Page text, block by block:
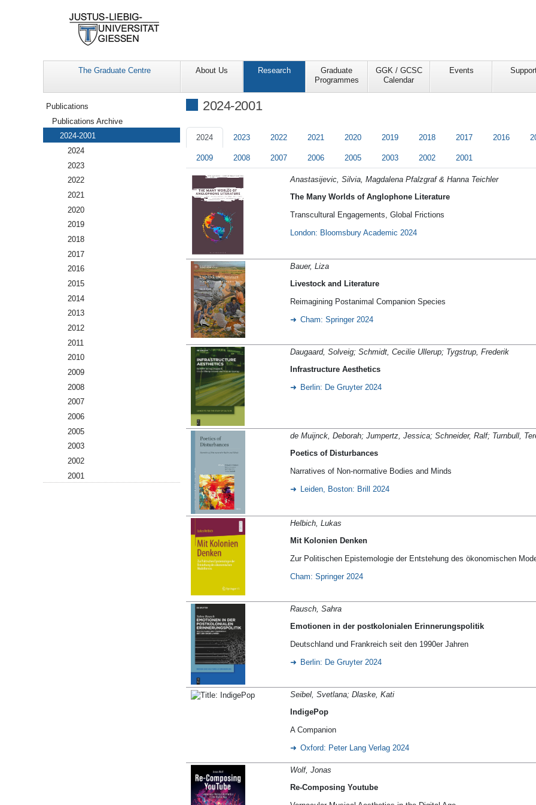
The Graduate Centre About Us Research
Graduate
Programmes
GGK / GCSC
Calendar
Events
2024-2001
2024 2023 2022 2021 2020 2019 2018 2017 2016
2009 2008 2007 2006 2005 2003 2002 2001
Anastasijevic, Silvia, Magdalena Pfalzgraf & Hanna Teichler
The Many Worlds of Anglophone Literature
Transcultural Engagements, Global Frictions
London: Bloomsbury Academic 2024
Bauer, Liza
Livestock and Literature
Reimagining Postanimal Companion Species
Cham: Springer 2024
Daugaard, Solveig; Schmidt, Cecilie Ullerup; Tygstrup, Frederik
Infrastructure Aesthetics
Berlin: De Gruyter 2024
de Muijnck, Deborah; Jumpertz, Jessica; Schneider, Ralf; Turnbull,
Poetics of Disturbances
Narratives of Non-normative Bodies and Minds
Leiden, Boston: Brill 2024
Helbich, Lukas
Mit Kolonien Denken
Zur Politischen Epistemologie der Entstehung des ökonomischen
Cham: Springer 2024
Rausch, Sahra
Emotionen in der postkolonialen Erinnerungspolitik
Deutschland und Frankreich seit den 1990er Jahren
Berlin: De Gruyter 2024
Seibel, Svetlana; Dlaske, Kati
IndigePop
A Companion
Oxford: Peter Lang Verlag 2024
Wolf, Jonas
Re-Composing Youtube
Navigation
Publications
Publications Archive
2024-2001
2024
2023
2022
2021
2020
2019
2018
2017
2016
2015
2014
2013
2012
2011
2010
2009
2008
2007
2006
2005
2003
2002
2001